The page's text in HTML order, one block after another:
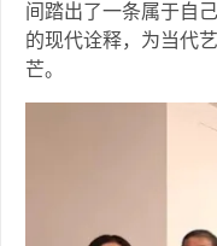
间踏出了一条属于自
的现代诠释，为当代
芒。